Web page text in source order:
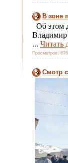
В зоне
Об этом
Владимир
... Читать
Просмотров: 676
Смотр